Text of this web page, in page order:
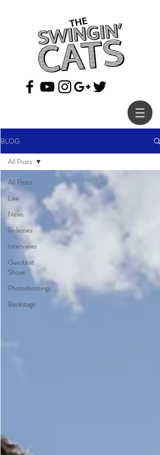
BLOG
All Posts
Live
News
Releases
Interviews
Guests at
Shows
Photoshootings
Backstage
All Posts